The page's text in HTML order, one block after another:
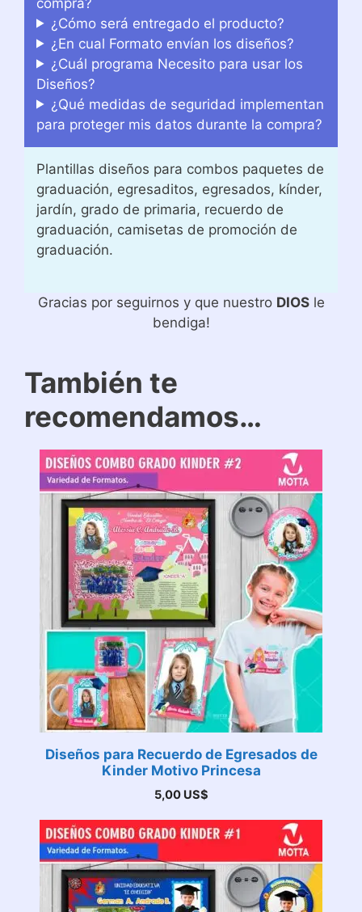
¿Cómo será entregado el producto?
¿En cual Formato envían los diseños?
¿Cuál programa Necesito para usar los
Diseños?
¿Qué medidas de seguridad implementan
para proteger mis datos durante la compra?
Plantillas diseños para combos paquetes de
graduación, egresaditos, egresados, kínder,
jardín, grado de primaria, recuerdo de
graduación, camisetas de promoción de
graduación.
Gracias por seguirnos y que nuestro DIOSle
bendiga!
También te
recomendamos…
Diseños para Recuerdo de Egresados de
Kinder Motivo Princesa
5,00 US$